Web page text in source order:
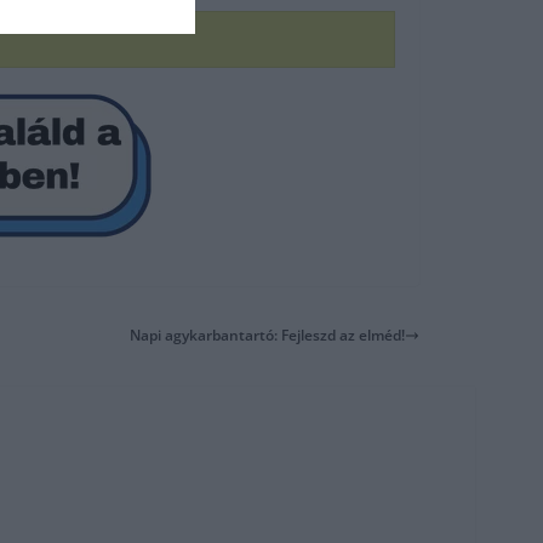
Napi agykarbantartó: Fejleszd az elméd!